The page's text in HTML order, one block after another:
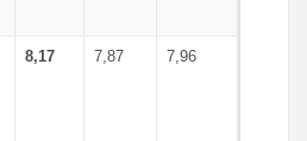
8,17 7,87 7,96